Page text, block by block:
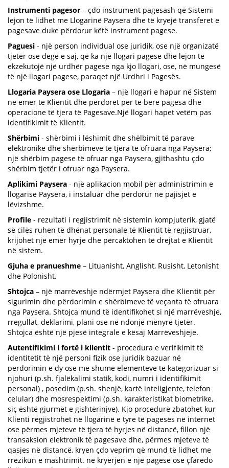
Instrumenti pagesor – çdo instrument pagesash që Sistemi
lejon të lidhet me Llogarinë Paysera dhe të kryejë transferet e
pagesave duke përdorur këtë instrument pagese.
Paguesi - një person individual ose juridik, ose një organizatë
tjetër ose degë e saj, që ka një llogari pagese dhe lejon të
ekzekutojë një urdhër pagese nga kjo llogari, ose, në mungesë
të një llogari pagese, paraqet një Urdhri i Pagesës.
Llogaria Paysera ose Llogaria – një llogari e hapur në Sistem
në emër të Klientit dhe përdoret për të bërë pagesa dhe
operacione të tjera të Pagesave.Një llogari hapet vetëm pas
identifikimit të Klientit.
Shërbimi - shërbimi i lëshimit dhe shëlbimit të parave
elektronike dhe shërbimeve të tjera të ofruara nga Paysera;
një shërbim pagese të ofruar nga Paysera, gjithashtu çdo
shërbim tjetër i ofruar nga Paysera.
Aplikimi Paysera - një aplikacion mobil për administrimin e
llogarisë Paysera, i instaluar dhe përdorur në pajisjet e
lëvizshme.
Profile - rezultati i regjistrimit në sistemin kompjuterik, gjatë
së cilës ruhen të dhënat personale të Klientit të regjistruar,
krijohet një emër hyrje dhe përcaktohen të drejtat e Klientit
në sistem.
Gjuha e pranueshme – Lituanisht, Anglisht, Rusisht, Letonisht
dhe Polonisht.
Shtojca – një marrëveshje ndërmjet Paysera dhe Klientit për
sigurimin dhe përdorimin e shërbimeve të veçanta të ofruara
nga Paysera. Shtojca mund të identifikohet si një marrëveshje,
rregullat, deklarimi, plani ose në ndonjë mënyrë tjetër.
Shtojca është një pjesë integrale e kësaj Marrëveshjeje.
Autentifikimi i fortë i klientit - procedura e verifikimit të
identitetit të një personi fizik ose juridik bazuar në
përdorimin e dy ose më shumë elementeve të kategorizuar si
njohuri (p.sh. fjalëkalimi statik, kodi, numri i identifikimit
personal) , posedim (p.sh. shenjë, kartë inteligjente, telefon
celular) dhe mosrespektimi (p.sh. karakteristikat biometrike,
siç është gjurmët e gishtërinjve). Kjo procedurë zbatohet kur
Klienti regjistrohet në llogarinë e tyre të pagesës në internet
ose përmes mjeteve të tjera të hyrjes në distancë, fillon një
transaksion elektronik të pagesave dhe, përmes mjeteve të
qasjes në distancë, kryen çdo veprim që mund të lidhet me
rrezikun e mashtrimit. në kryerjen e një pagese ose çfarëdo